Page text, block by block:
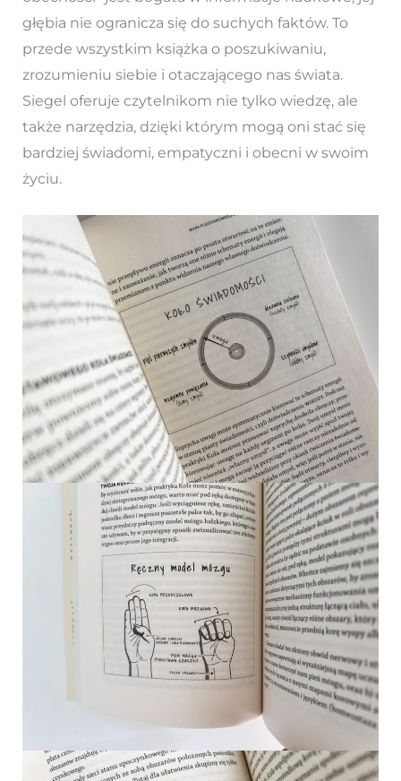
głębia nie ogranicza się do suchych faktów. To
przede wszystkim książka o poszukiwaniu,
zrozumieniu siebie i otaczającego nas świata.
Siegel oferuje czytelnikom nie tylko wiedzę, ale
także narzędzia, dzięki którym mogą oni stać się
bardziej świadomi, empatyczni i obecni w swoim
życiu.